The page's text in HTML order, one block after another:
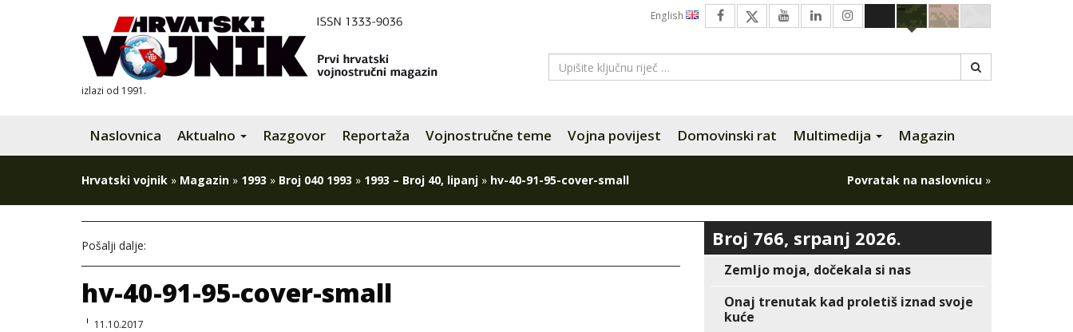
izlazi od 1991.
English
Naslovnica Aktualno Razgovor Reportaža Vojnostručne teme Vojna povijest Domovinski rat Multimedija Magazin
Hrvatski vojnik » Magazin » 1993 » Broj 040 1993 » 1993 – Broj 40, lipanj » hv-40-91-95-cover-small Povratak na naslovnicu »
Pošalji dalje:
hv-40-91-95-cover-small
11.10.2017
Broj 766, srpanj 2026.
Zemljo moja, dočekala si nas
Onaj trenutak kad proletiš iznad svoje
kuće